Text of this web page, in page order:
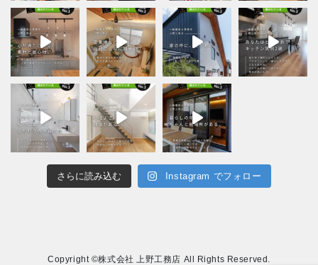
さらに読み込む Instagram でフォロー
Copyright ©株式会社 上野工務店 All Rights Reserved.